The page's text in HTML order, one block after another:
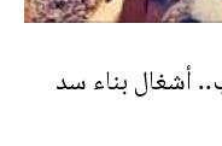
أشغال بناء سد